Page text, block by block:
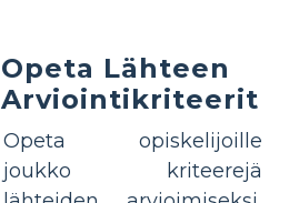
Opeta Lähteen
Arviointikriteerit
Opeta opiskelijoille
joukko kriteerejä